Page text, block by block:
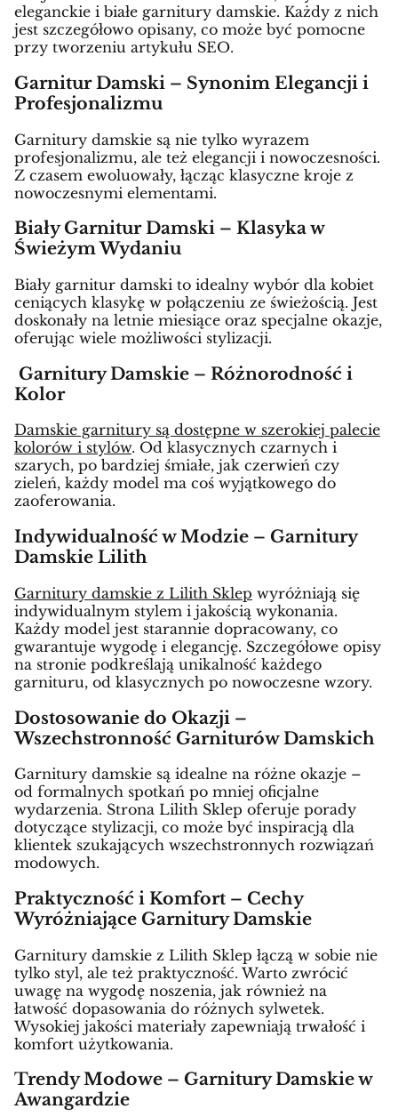
eleganckie i białe garnitury damskie. Każdy z nich
jest szczegółowo opisany, co może być pomocne
przy tworzeniu artykułu SEO.
Garnitur Damski – Synonim Elegancji i
Profesjonalizmu
Garnitury damskie są nie tylko wyrazem
profesjonalizmu, ale też elegancji i nowoczesności.
Z czasem ewoluowały, łącząc klasyczne kroje z
nowoczesnymi elementami.
Biały Garnitur Damski – Klasyka w
Świeżym Wydaniu
Biały garnitur damski to idealny wybór dla kobiet
ceniących klasykę w połączeniu ze świeżością. Jest
doskonały na letnie miesiące oraz specjalne okazje,
oferując wiele możliwości stylizacji.
Garnitury Damskie – Różnorodność i
Kolor
Damskie garnitury są dostępne w szerokiej palecie
kolorów i stylów. Od klasycznych czarnych i
szarych, po bardziej śmiałe, jak czerwień czy
zieleń, każdy model ma coś wyjątkowego do
zaoferowania.
Indywidualność w Modzie – Garnitury
Damskie Lilith
Garnitury damskie z Lilith Sklep wyróżniają się
indywidualnym stylem i jakością wykonania.
Każdy model jest starannie dopracowany, co
gwarantuje wygodę i elegancję. Szczegółowe opisy
na stronie podkreślają unikalność każdego
garnituru, od klasycznych po nowoczesne wzory.
Dostosowanie do Okazji –
Wszechstronność Garniturów Damskich
Garnitury damskie są idealne na różne okazje –
od formalnych spotkań po mniej oficjalne
wydarzenia. Strona Lilith Sklep oferuje porady
dotyczące stylizacji, co może być inspiracją dla
klientek szukających wszechstronnych rozwiązań
modowych.
Praktyczność i Komfort – Cechy
Wyróżniające Garnitury Damskie
Garnitury damskie z Lilith Sklep łączą w sobie nie
tylko styl, ale też praktyczność. Warto zwrócić
uwagę na wygodę noszenia, jak również na
łatwość dopasowania do różnych sylwetek.
Wysokiej jakości materiały zapewniają trwałość i
komfort użytkowania.
Trendy Modowe – Garnitury Damskie w
Awangardzie